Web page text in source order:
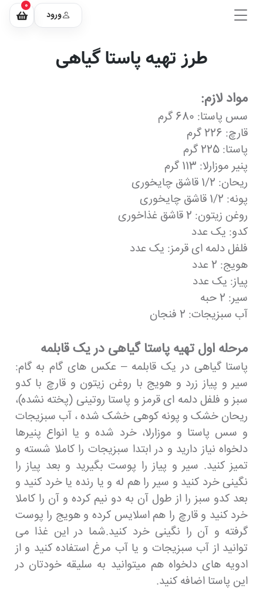
ورود
0
طرز تهیه پاستا گیاهی
مواد لازم:
سس پاستا: 680 گرم
قارچ: 226 گرم
پاستا: 225 گرم
پنیر موزارلا: 113 گرم
ریحان: 1/2 قاشق چایخوری
پونه: 1/2 قاشق چایخوری
روغن زیتون: 2 قاشق غذاخوری
کدو: یک عدد
فلفل دلمه ای قرمز: یک عدد
هویج: 2 عدد
پیاز: یک عدد
سیر: 2 حبه
آب سبزیجات: 2 فنجان
مرحله اول تهیه پاستا گیاهی در یک قابلمه
پاستا گیاهی در یک قابلمه – عکس های گام به گام:
سیر و پیاز زرد و هویج با روغن زیتون و قارچ با کدو
سبز و فلفل دلمه ای قرمز و پاستا روتینی (پخته نشده)،
ریحان خشک و پونه کوهی خشک شده ، آب سبزیجات
و سس پاستا و موزارلا، خرد شده و یا انواع پنیرها
دلخواه نیاز دارید و در ابتدا سبزیجات را کاملا شسته و
تمیز کنید. سیر و پیاز را پوست بگیرید و بعد پیاز را
نگینی خرد کنید و سیر را هم له و یا رنده یا خرد کنید و
بعد کدو سبز را از طول آن به دو نیم کرده و آن را کاملا
خرد کنید و قارچ را هم اسلایس کرده و هویج را پوست
گرفته و آن را نگینی خرد کنید.شما در این غذا می
توانید از آب سبزیجات و یا آب مرغ استفاده کنید و از
ادویه های دلخواه هم میتوانید به سلیقه خودتان در
این پاستا اضافه کنید.